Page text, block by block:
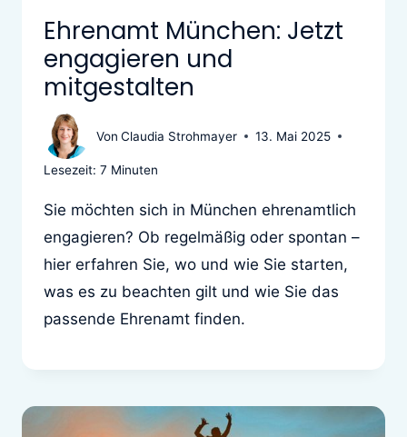
Ehrenamt München: Jetzt
engagieren und
mitgestalten
Von Claudia Strohmayer 13. Mai 2025
Lesezeit: 7 Minuten
Sie möchten sich in München ehrenamtlich
engagieren? Ob regelmäßig oder spontan –
hier erfahren Sie, wo und wie Sie starten,
was es zu beachten gilt und wie Sie das
passende Ehrenamt finden.